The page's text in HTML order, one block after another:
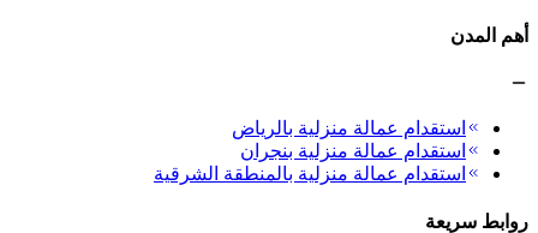
أهم المدن
استقدام عمالة منزلية بالرياض
استقدام عمالة منزلية بنجران
استقدام عمالة منزلية بالمنطقة الشرقية
روابط سريعة